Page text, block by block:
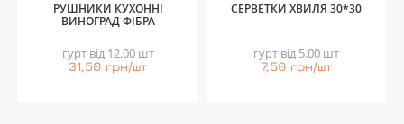
РУШНИКИ КУХОННІ
ВИНОГРАД ФІБРА
гурт від 12.00 шт
31,50 грн/шт
СЕРВЕТКИ ХВИЛЯ 30*30
гурт від 5.00 шт
7,50 грн/шт